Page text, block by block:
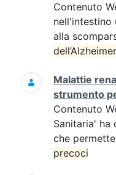
Contenuto
nell'intestino
alla
dell’Alzheimer
Malattie
strumento
Contenuto
Sanitaria' ha
che
precoci